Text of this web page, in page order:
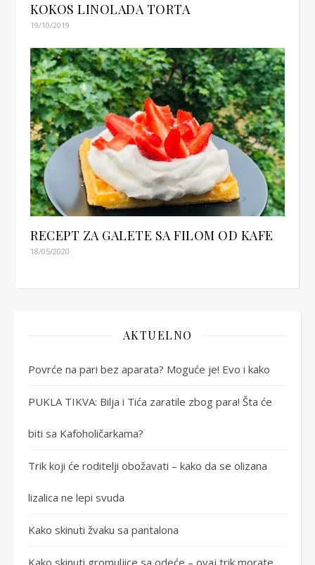
KOKOS LINOLADA TORTA
19/10/2019
RECEPT ZA GALETE SA FILOM OD KAFE
18/05/2020
AKTUELNO
Povrće na pari bez aparata? Moguće je! Evo i kako
PUKLA TIKVA: Bilja i Tića zaratile zbog para! Šta će
biti sa Kafoholičarkama?
Trik koji će roditelji obožavati – kako da se olizana
lizalica ne lepi svuda
Kako skinuti žvaku sa pantalona